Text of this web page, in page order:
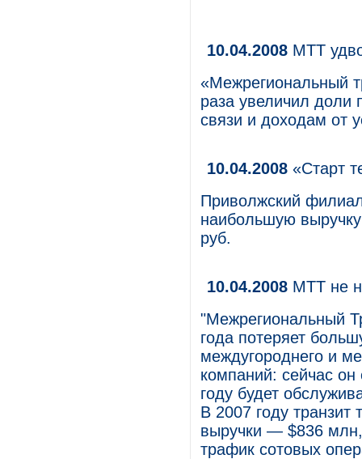
10.04.2008 МТТ
«Межрегиональный
раза увеличил доли
связи и доходам от
10.04.2008 «Старт
Приволжский
наибольшую
руб.
10.04.2008 МТТ не
"Межрегиональный
года потеряет
междугороднего и
компаний: сейчас он
году будет
В 2007 году
выручки — $836 млн,
трафик сотовых